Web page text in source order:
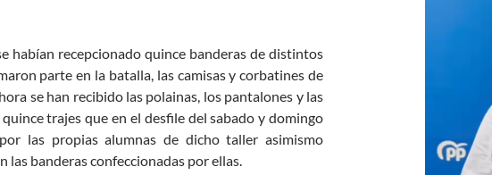
habían recepcionado quince banderas de distintos
parte en la batalla, las camisas y corbatines de
se han recibido las polainas, los pantalones y las
trajes que en el desfile del sabado y domingo
las propias alumnas de dicho taller asimismo
las banderas confeccionadas por ellas.